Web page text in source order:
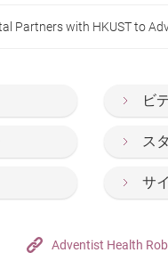
Partners with HKUST to
ビ
ス
サ
Adventist Health